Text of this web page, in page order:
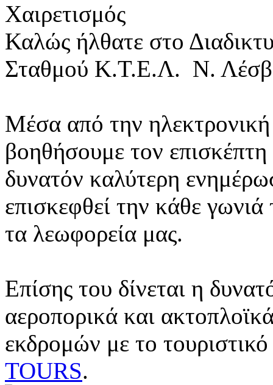
Χαιρετισμός
Καλώς ήλθατε στο
Σταθμού Κ.Τ.Ε.Λ. Ν.
Μέσα από την ηλεκτρονική
βοηθήσουμε τον
δυνατόν καλύτερη
επισκεφθεί την κάθε
τα λεωφορεία μας.
Επίσης του δίνεται η
αεροπορικά και
εκδρομών με το
TOURS.